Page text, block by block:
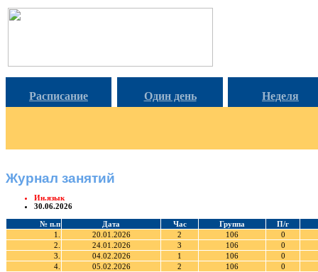
Расписание Один день Неделя
Журнал занятий
Ин.язык
30.06.2026
№ п.п Дата Час Группа
П/г
1.
20.01.2026 2 106
0
2.
24.01.2026 3 106
0
3.
04.02.2026 1 106
0
4.
05.02.2026 2 106
0